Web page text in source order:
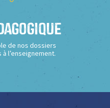
de nos dossiers
l’enseignement.